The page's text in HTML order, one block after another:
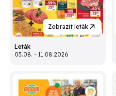
Zobrazit leták
Leták
05.08. – 11.08.2026